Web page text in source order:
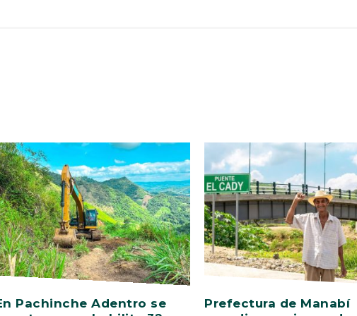
Pachinche Adentro se
Prefectura de Manabí